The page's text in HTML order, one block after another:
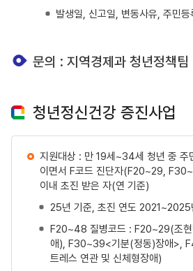
발생일, 신고일, 변동사유, 주민
문의 : 지역경제과 청년정
청년정신건강 증진사업
지원대상 : 만 19세~34세 청년 중 주
이면서 F코드 진단자(F20~29,
이내 초진 받은 자(연 기준)
25년 기준, 초진 연도 2021~2025
F20~48 질병코드 : F20~29(조현
애), F30~39<기분(정동)장애>,
트레스 연관 및 신체형장애)